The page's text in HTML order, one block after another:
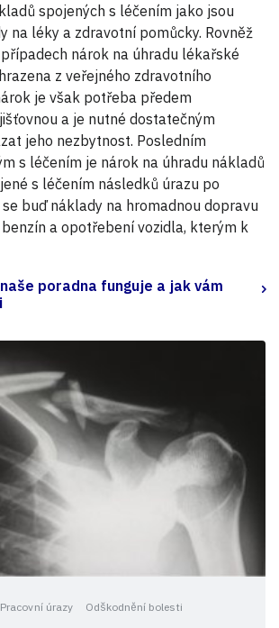
spojených s léčením jako jsou
na léky a zdravotní pomůcky. Rovněž
nárok na úhradu lékařské
z veřejného zdravotního
je však potřeba předem
a je nutné dostatečným
jeho nezbytnost. Posledním
s léčením je nárok na úhradu nákladů
s léčením následků úrazu po
buď náklady na hromadnou dopravu
a opotřebení vozidla, kterým k
poradna funguje a jak vám
Pracovní úrazy Odškodnění bolesti